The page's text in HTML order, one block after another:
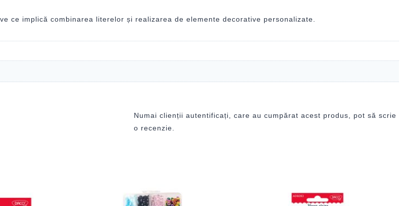
ce implică combinarea literelor și realizarea de elemente decorative personalizate.
Numai clienții autentificați, care au cumpărat acest produs, pot să scrie
o recenzie.